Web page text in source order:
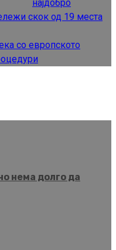
најдобро
скок од 19 места
со европското
нема долго да